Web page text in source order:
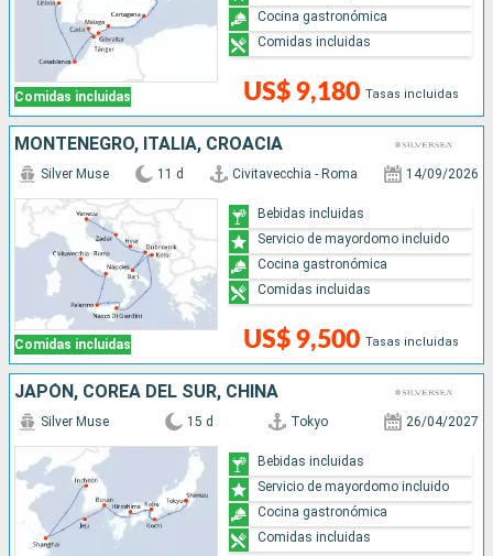
Comidas incluidas US$ 9,180 Tasas incluidas
Cocina gastronómica
Comidas incluidas
MONTENEGRO, ITALIA, CROACIA
Comidas incluidas
Silver Muse 11 d Civitavecchia - Roma 14/09/2026
US$ 9,500 Tasas incluidas
Bebidas incluidas
Servicio de mayordomo incluido
Cocina gastronómica
Comidas incluidas
JAPÓN, COREA DEL SUR, CHINA
Silver Muse 15 d Tokyo 26/04/2027
Bebidas incluidas
Servicio de mayordomo incluido
Cocina gastronómica
Comidas incluidas